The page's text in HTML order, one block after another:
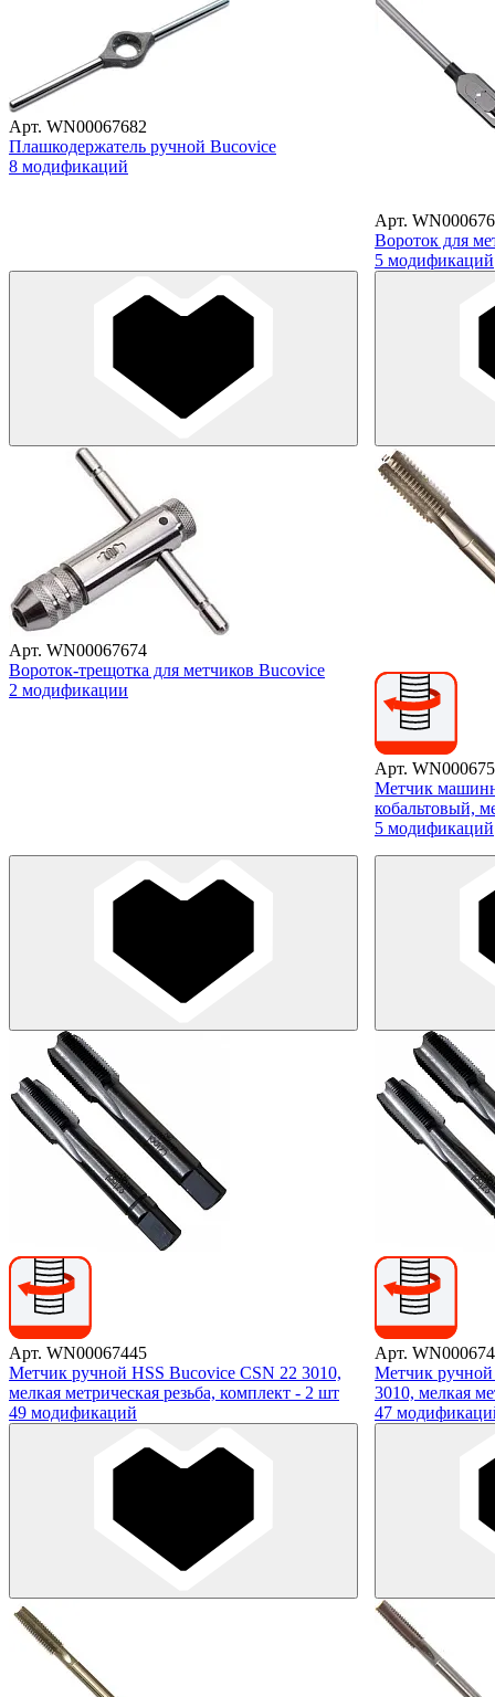
Арт. WN00067682
Плашкодержатель ручной Bucovice
8 модификаций
Арт.
Вороток для
5 модификаций
Арт. WN00067674
Вороток-трещотка для метчиков Bucovice
2 модификации
Арт.
Метчик
кобальтовый,
5 модификаций
Арт. WN00067445
Метчик ручной HSS Bucovice CSN 22 3010,
мелкая метрическая резьба, комплект - 2 шт
49 модификаций
Арт.
Метчик
3010, мелкая
47